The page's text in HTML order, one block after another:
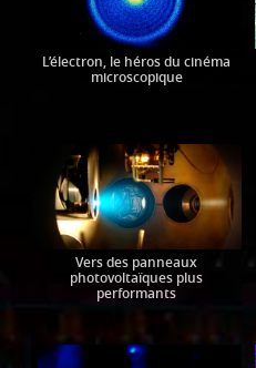
L’électron, le héros du cinéma
microscopique
Vers des panneaux
photovoltaïques plus
performants